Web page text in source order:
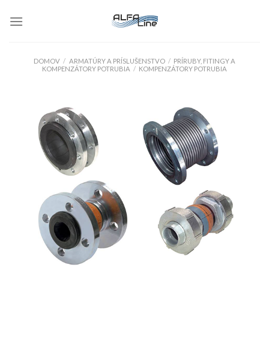
DOMOV / ARMATÚRY A PRÍSLUŠENSTVO / PRÍRUBY, FITINGY A
KOMPENZÁTORY POTRUBIA / KOMPENZÁTORY POTRUBIA